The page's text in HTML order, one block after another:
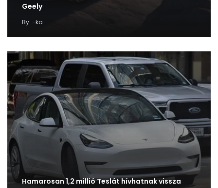
Geely
By -ko
Hamarosan 1,2 millió Teslát hívhatnak vissza